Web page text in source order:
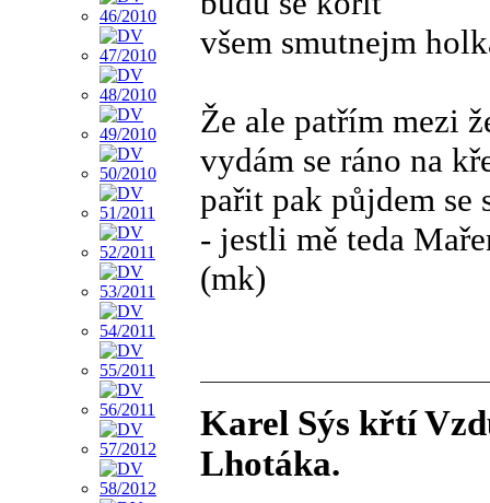
všem smutnejm
Že ale patřím mezi
vydám se ráno na
pařit pak půjdem se
- jestli mě teda
(mk)
Karel Sýs křtí
Lhotáka.